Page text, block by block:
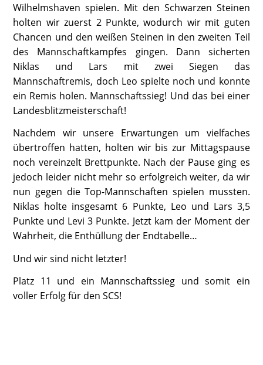
Wilhelmshaven spielen. Mit den Schwarzen Steinen
holten wir zuerst 2 Punkte, wodurch wir mit guten
Chancen und den weißen Steinen in den zweiten Teil
des Mannschaftkampfes gingen. Dann sicherten
Niklas und Lars mit zwei Siegen das
Mannschaftremis, doch Leo spielte noch und konnte
ein Remis holen. Mannschaftssieg! Und das bei einer
Landesblitzmeisterschaft!
Nachdem wir unsere Erwartungen um vielfaches
übertroffen hatten, holten wir bis zur Mittagspause
noch vereinzelt Brettpunkte. Nach der Pause ging es
jedoch leider nicht mehr so erfolgreich weiter, da wir
nun gegen die Top-Mannschaften spielen mussten.
Niklas holte insgesamt 6 Punkte, Leo und Lars 3,5
Punkte und Levi 3 Punkte. Jetzt kam der Moment der
Wahrheit, die Enthüllung der Endtabelle…
Und wir sind nicht letzter!
Platz 11 und ein Mannschaftssieg und somit ein
voller Erfolg für den SCS!